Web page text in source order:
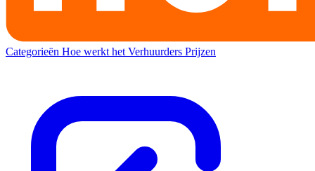
Categorieën Hoe werkt het Verhuurders Prijzen